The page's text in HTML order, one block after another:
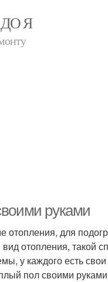
Я
руками
отопления, для
отопления, такой
у каждого есть
пол своими